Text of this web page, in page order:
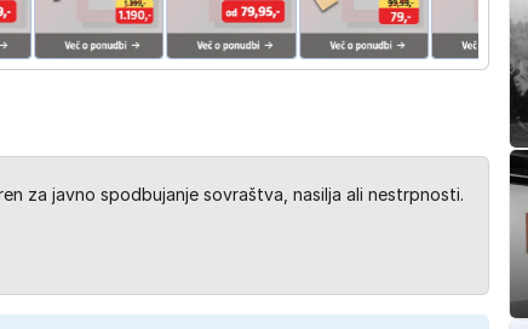
za javno spodbujanje sovraštva, nasilja ali nestrpnosti.